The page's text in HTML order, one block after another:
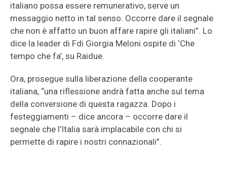
italiano possa essere remunerativo, serve un
messaggio netto in tal senso. Occorre dare il segnale
che non è affatto un buon affare rapire gli italiani”. Lo
dice la leader di Fdi Giorgia Meloni ospite di ‘Che
tempo che fa’, su Raidue.
Ora, prosegue sulla liberazione della cooperante
italiana, “una riflessione andrà fatta anche sul tema
della conversione di questa ragazza. Dopo i
festeggiamenti – dice ancora – occorre dare il
segnale che l’Italia sarà implacabile con chi si
permette di rapire i nostri connazionali”.